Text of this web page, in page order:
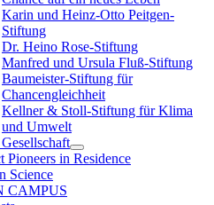
Karin und Heinz-Otto Peitgen-
Stiftung
Dr. Heino Rose-Stiftung
Manfred und Ursula Fluß-Stiftung
Baumeister-Stiftung für
Chancengleichheit
Kellner & Stoll-Stiftung für Klima
und Umwelt
Pioneers in Residence
Science
CAMPUS